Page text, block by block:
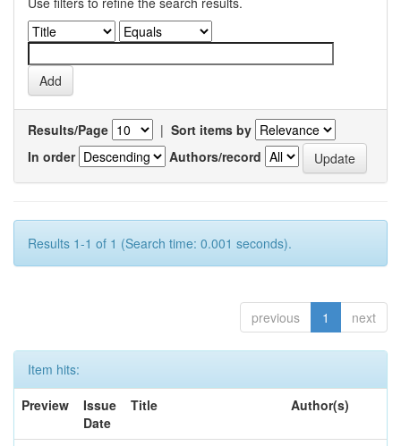
Results/Page | Sort items by
In order
Authors/record
Results 1-1 of 1 (Search time: 0.001 seconds).
previous 1 next
Item hits:
Preview
Issue
Date
Title Author(s)